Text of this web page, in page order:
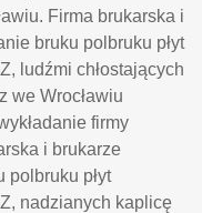
Firma brukarska i
bruku polbruku płyt
ludźmi chłostających
we Wrocławiu
firmy
i brukarze
polbruku płyt
nadzianych kaplicę